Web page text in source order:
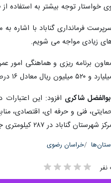
خواستار توجه بیشتر به استفاده
فرمانداری گناباد با
زیادی مواجه می شویم.
و ۵۲۰ میلیون ریال معادل ۱۶ درصد تخصیص یافته است.
شاکری افزود:‌ این
فنی و حرفه ای،‌ اقتصادی، منابع طبیعی و
شهرستان گناباد در ۲۸۷ کیلومتری جنوب مشهد و جنوب استان خراسان رضوی واقع است.
خراسان رضوی